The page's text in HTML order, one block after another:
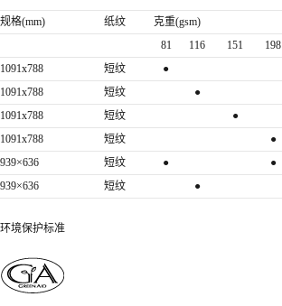
规格(mm) 纸纹 克重(gsm)
81
116 151 198
1091x788
短纹
●
1091x788
短纹
●
1091x788
短纹
●
1091x788
短纹 ●
939×636
短纹 ●
●
939×636
短纹 ●
环境保护标准